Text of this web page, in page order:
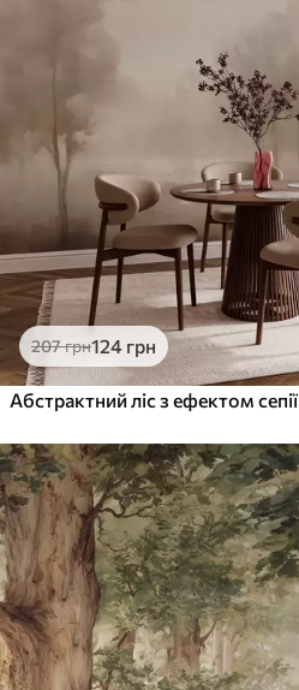
207грн124 грн
Абстрактний ліс з ефектом сепії